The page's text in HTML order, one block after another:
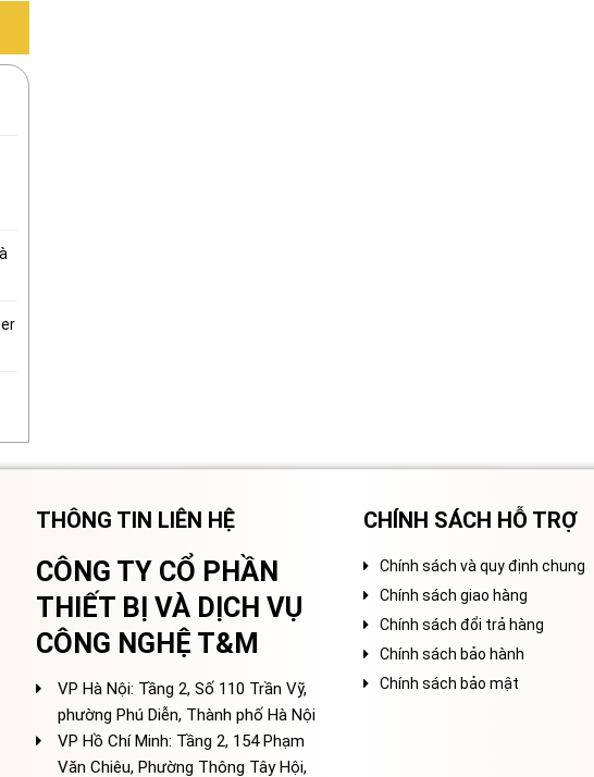
THÔNG TIN LIÊN HỆ
CÔNG TY CỔ PHẦN
THIẾT BỊ VÀ DỊCH VỤ
CÔNG NGHỆ T&M
VP Hà Nội: Tầng 2, Số 110 Trần Vỹ,
phường Phú Diễn, Thành phố Hà Nội
VP Hồ Chí Minh: Tầng 2, 154 Phạm
Văn Chiêu, Phường Thông Tây Hội,
CHÍNH SÁCH HỖ TRỢ
Chính sách và quy định chung
Chính sách giao hàng
Chính sách đổi trả hàng
Chính sách bảo hành
Chính sách bảo mật